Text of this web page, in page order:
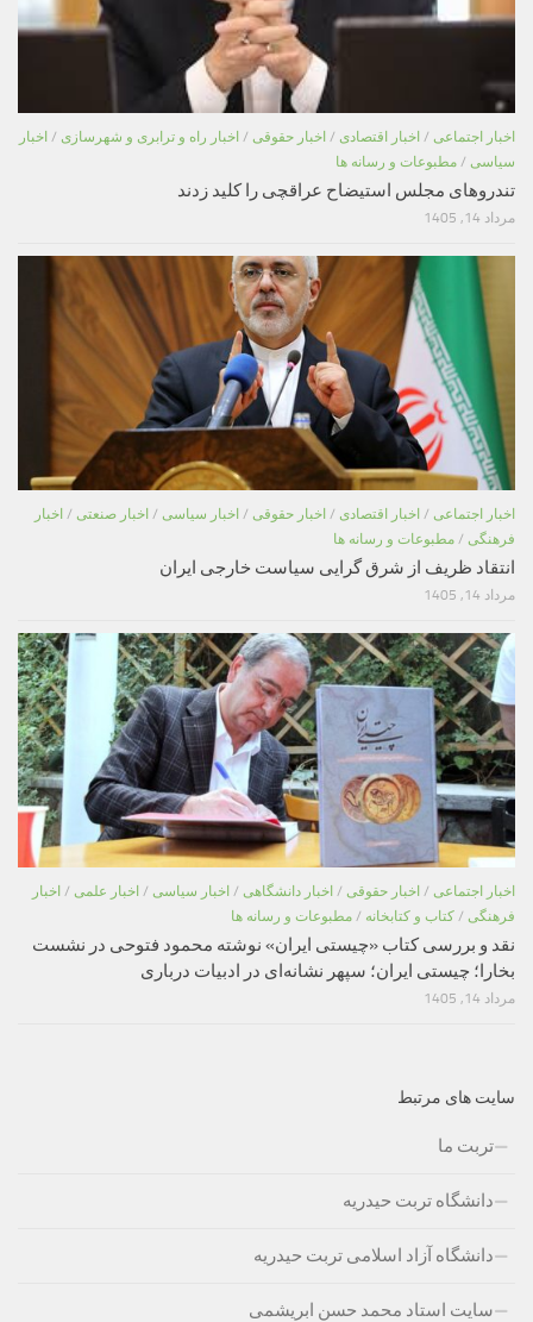
اخبار اجتماعی / اخبار اقتصادی / اخبار حقوقی / اخبار راه و ترابری و شهرسازی / اخبار
سیاسی / مطبوعات و رسانه ها
تندروهای مجلس استیضاح عراقچی را کلید زدند
مرداد 14, 1405
اخبار اجتماعی / اخبار اقتصادی / اخبار حقوقی / اخبار سیاسی / اخبار صنعتی / اخبار
فرهنگی / مطبوعات و رسانه ها
انتقاد ظریف از شرق گرایی سیاست خارجی ایران
مرداد 14, 1405
اخبار اجتماعی / اخبار حقوقی / اخبار دانشگاهی / اخبار سیاسی / اخبار علمی / اخبار
فرهنگی / کتاب و کتابخانه / مطبوعات و رسانه ها
نقد و بررسی کتاب «چیستی ایران» نوشته محمود فتوحی در نشست
بخارا؛ چیستی ایران؛ سپهر نشانه‌ای در ادبیات درباری
مرداد 14, 1405
سایت های مرتبط
تربت ما
دانشگاه تربت حیدریه
دانشگاه آزاد اسلامی تربت حیدریه
سایت استاد محمد حسن ابریشمی